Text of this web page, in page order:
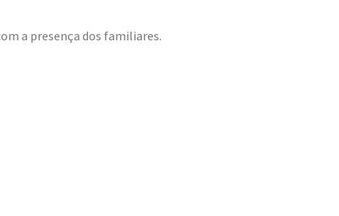
a presença dos familiares.